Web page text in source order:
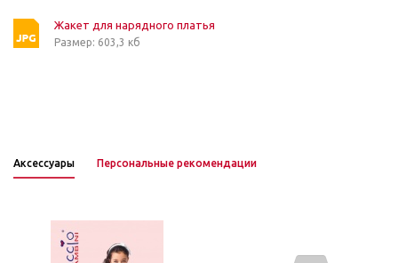
Жакет для нарядного платья
Размер: 603,3 кб
Аксессуары Персональные рекомендации